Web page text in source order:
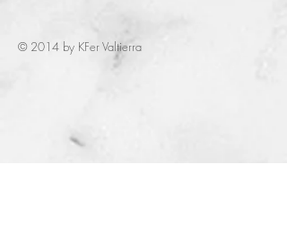
© 2014 by KFer Valtierra